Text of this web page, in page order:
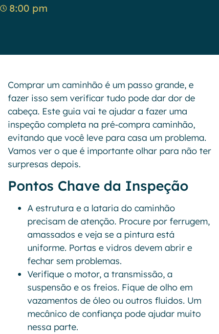
8:00 pm
Comprar um caminhão é um passo grande, e
fazer isso sem verificar tudo pode dar dor de
cabeça. Este guia vai te ajudar a fazer uma
inspeção completa na pré-compra caminhão,
evitando que você leve para casa um problema.
Vamos ver o que é importante olhar para não ter
surpresas depois.
Pontos Chave da Inspeção
A estrutura e a lataria do caminhão
precisam de atenção. Procure por ferrugem,
amassados e veja se a pintura está
uniforme. Portas e vidros devem abrir e
fechar sem problemas.
Verifique o motor, a transmissão, a
suspensão e os freios. Fique de olho em
vazamentos de óleo ou outros fluidos. Um
mecânico de confiança pode ajudar muito
nessa parte.